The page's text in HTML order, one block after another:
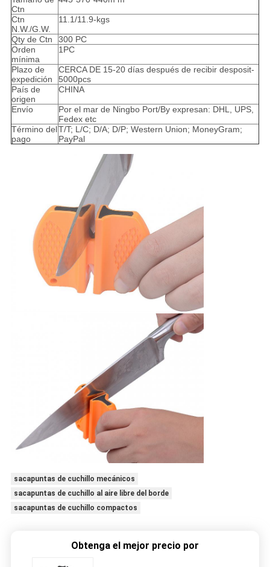
Ctn
Ctn
N.W./G.W.
11.1/11.9-kgs
Qty de Ctn
300 PC
Orden
mínima
1PC
Plazo de
expedición
CERCA DE 15-20 días después de recibir desposit-
5000pcs
País de
origen
CHINA
Envío
Por el mar de Ningbo Port/By expresan: DHL, UPS,
Fedex etc
Término del
pago
T/T; L/C; D/A; D/P; Western Union; MoneyGram;
PayPal
sacapuntas de cuchillo mecánicos
sacapuntas de cuchillo al aire libre del borde
sacapuntas de cuchillo compactos
Obtenga el mejor precio por